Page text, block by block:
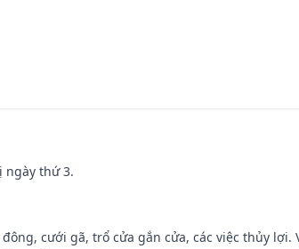
ngày thứ 3.
cưới gã, trổ cửa gắn cửa, các việc thủy lợi.